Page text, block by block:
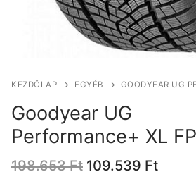
KEZDŐLAP EGYÉB GOODYEAR UG
Goodyear UG
Performance+ XL FP
198.653Ft Original
109.539 Ft